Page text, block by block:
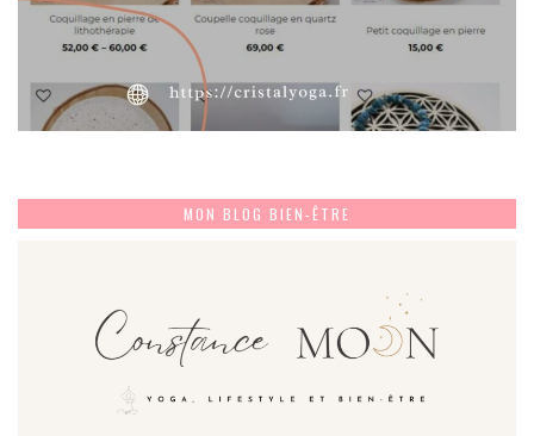
MON BLOG BIEN-ÊTRE